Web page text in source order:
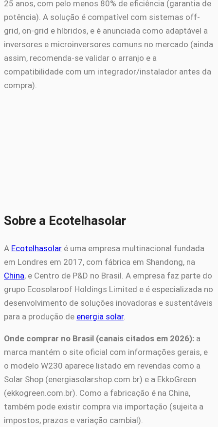
25 anos, com pelo menos 80% de eficiência (garantia de
potência). A solução é compatível com sistemas off-
grid, on-grid e híbridos, e é anunciada como adaptável a
inversores e microinversores comuns no mercado (ainda
assim, recomenda-se validar o arranjo e a
compatibilidade com um integrador/instalador antes da
compra).
Sobre a Ecotelhasolar
A Ecotelhasolar é uma empresa multinacional fundada
em Londres em 2017, com fábrica em Shandong, na
China, e Centro de P&D no Brasil. A empresa faz parte do
grupo Ecosolaroof Holdings Limited e é especializada no
desenvolvimento de soluções inovadoras e sustentáveis
para a produção de energia solar.
Onde comprar no Brasil (canais citados em 2026): a
marca mantém o site oficial com informações gerais, e
o modelo W230 aparece listado em revendas como a
Solar Shop (energiasolarshop.com.br) e a EkkoGreen
(ekkogreen.com.br). Como a fabricação é na China,
também pode existir compra via importação (sujeita a
impostos, prazos e variação cambial).